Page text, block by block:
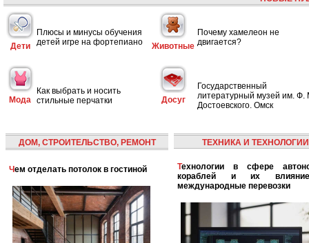
Дети
Плюсы и минусы обучения
детей игре на фортепиано
Животные
Почему хамелеон не
двигается?
Мода
Как выбрать и носить
стильные перчатки
Досуг
Государственный
литературный музей им. Ф.
Достоевского. Омск
ДОМ, СТРОИТЕЛЬСТВО, РЕМОНТ
Чем отделать потолок в гостиной
ТЕХНИКА И ТЕХНОЛОГИИ
Технологии в сфере автономных
кораблей и их
международные перевозки